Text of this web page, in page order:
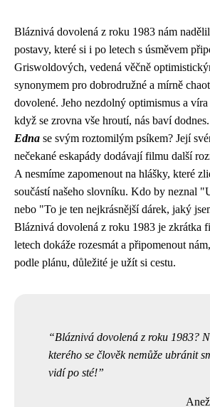
Bláznivá dovolená z roku 1983 nám
postavy, které si i po letech s úsměvem
Griswoldových, vedená věčně
synonymem pro dobrodružné a mírně
dovolené. Jeho nezdolný optimismus a
když se zrovna vše hroutí, nás baví
Edna se svým roztomilým psíkem? Její
nečekané eskapády dodávají filmu další
A nesmíme zapomenout na hlášky, které
součástí našeho slovníku. Kdo by neznal
nebo "To je ten nejkrásnější dárek, jaký
Bláznivá dovolená z roku 1983 je zkrátka
letech dokáže rozesmát a připomenout
podle plánu, důležité je užít si cestu.
Bláznivá dovolená z roku 1983?
kterého se člověk nemůže ubránit
vidí po sté!